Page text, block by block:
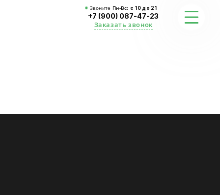
Звоните Пн-Вс: с 10 до 21
+7 (900) 087-47-23
Заказать звонок